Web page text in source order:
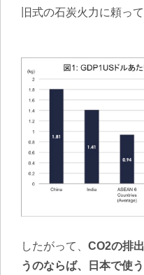
旧式の石炭火力に頼っ
したがって、 CO2の排
うのならば、日本で使